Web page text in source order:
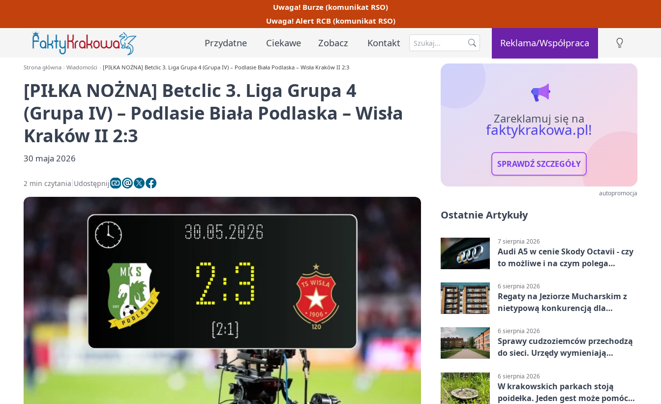
Uwaga! Burze (komunikat RSO)
Uwaga! Alert RCB (komunikat RSO)
Przydatne Ciekawe Zobacz Kontakt Reklama/Współpraca
Strona główna Wiadomości [PIŁKA NOŻNA] Betclic 3. Liga Grupa 4 (Grupa IV) – Podlasie Biała Podlaska – Wisła Kraków II 2:3
[PIŁKA NOŻNA] Betclic 3. Liga Grupa 4
(Grupa IV) – Podlasie Biała Podlaska – Wisła
Kraków II 2:3
30 maja 2026
2 min czytania Udostępnij
Zareklamuj się na
faktykrakowa.pl!
SPRAWDŹ SZCZEGÓŁY
autopromocja
Ostatnie Artykuły
7 sierpnia 2026
Audi A5 w cenie Skody Octavii - czy
to możliwe i na czym polega
6 sierpnia 2026
Regaty na Jeziorze Mucharskim z
nietypową konkurencją dla
6 sierpnia 2026
Sprawy cudzoziemców przechodzą
do sieci. Urzędy wymieniają
6 sierpnia 2026
W krakowskich parkach stoją
poidełka. Jeden gest może pomóc